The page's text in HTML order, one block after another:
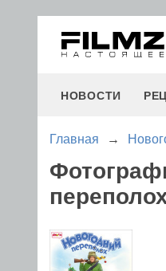
НОВОСТИ
Главная →